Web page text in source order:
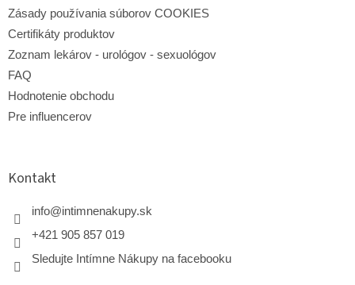
Zásady používania súborov COOKIES
Certifikáty produktov
Zoznam lekárov - urológov - sexuológov
FAQ
Hodnotenie obchodu
Pre influencerov
Kontakt
info@intimnenakupy.sk
+421 905 857 019
Sledujte Intímne Nákupy na facebooku